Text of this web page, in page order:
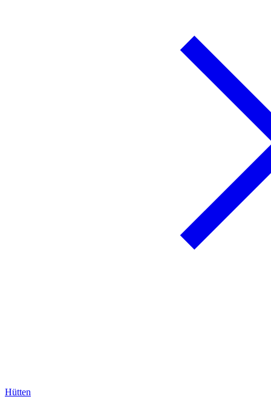
Hütten